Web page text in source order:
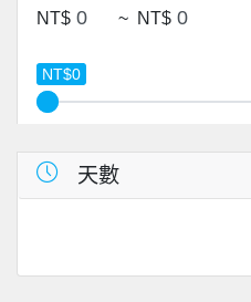
NT$ ~ NT$
NT$0
天數